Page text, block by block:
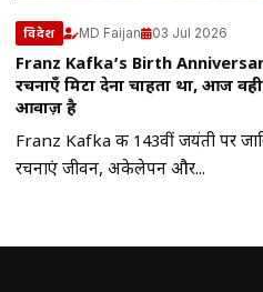
विदेश MD Faijan 03 Jul 2026
Franz Kafka’s Birth
रचनाएँ मिटा देना चाहता था, आज
आवाज़ है
Franz Kafka की 143वीं जयंती पर
रचनाएं जीवन, अकेलेपन और...